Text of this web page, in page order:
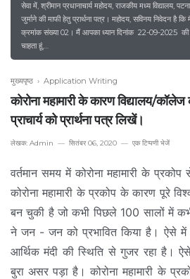
सेवा में, श्रीमान प्रधानाचार्य महोदय, राजकीय मध्य विद्यालय,
जुर्माने की माफी हेतु प्रार्थना पत्र। महोदय, सविनय निवेदन है
क्रमांक संख्या 02। मैं आपका ध्यान दिनांक 22-09-2025 की
चाहता हूं,…
मुख्यपृष्ठ › Application Writing
कोरोना महामारी के कारण विद्यालय/
प्राचार्य को प्रार्थना पत्र लिखें।
लेखक: Admin सितंबर 06, 2020 एक टिप्पणी भेजें
वर्तमान समय में कोरोना महामारी के
कोरोना महामारी के प्रकोप के कारण पूरे
बन चुकी है जो कभी पिछले 100 सालों में
ने जन - जन को प्रभावित किया है। ऐसे में
आर्थिक मंदी की स्थिति से गुजर रहा है।
बुरा असर पड़ा है। कोरोना महामारी के